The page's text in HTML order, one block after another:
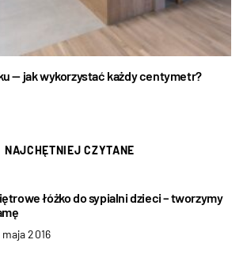
— jak wykorzystać każdy centymetr?
NAJCHĘTNIEJ CZYTANE
łóżko do sypialni dzieci – tworzymy
maja 2016